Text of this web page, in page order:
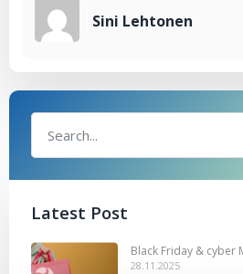
Sini Lehtonen
Latest Post
Black Friday & cyber
28.11.2025